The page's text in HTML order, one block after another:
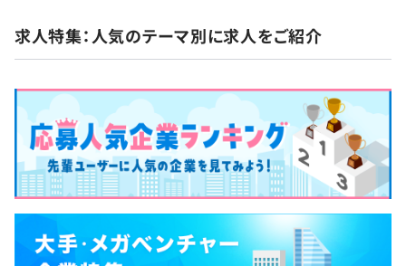
求人特集：人気のテーマ別に求人をご紹介